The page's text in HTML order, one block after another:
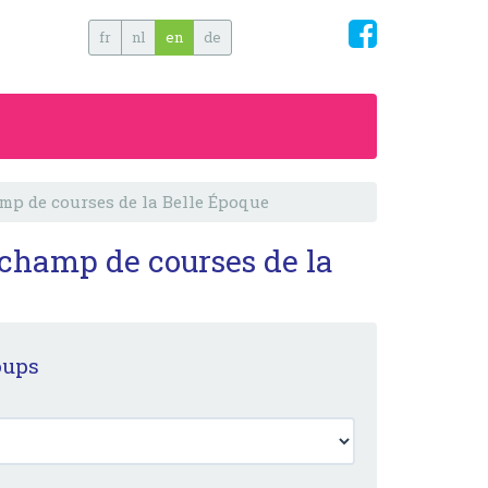
fr nl en de
de courses de la Belle Époque
de courses de la